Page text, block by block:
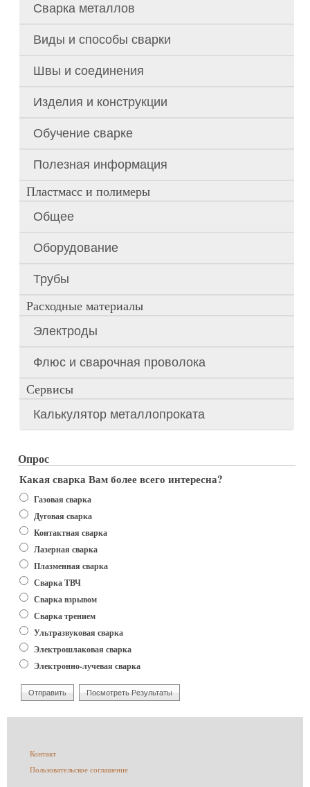
Сварка металлов
Виды и способы сварки
Швы и соединения
Изделия и конструкции
Обучение сварке
Полезная информация
Пластмасс и полимеры
Общее
Оборудование
Трубы
Расходные материалы
Электроды
Флюс и сварочная проволока
Сервисы
Калькулятор металлопроката
Опрос
Какая сварка Вам более всего интересна?
Варианты
Газовая сварка
Дуговая сварка
Контактная сварка
Лазерная сварка
Плазменная сварка
Сварка ТВЧ
Сварка взрывом
Сварка трением
Ультразвуковая сварка
Электрошлаковая сварка
Электронно-лучевая сварка
Меню
подвале
Контакт
Пользовательское соглашение